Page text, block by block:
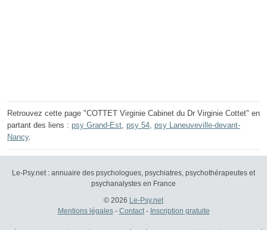
Retrouvez cette page "COTTET Virginie Cabinet du Dr Virginie Cottet" en
partant des liens : psy Grand-Est, psy 54, psy Laneuveville-devant-
Nancy.
Le-Psy.net : annuaire des psychologues, psychiatres, psychothérapeutes et
psychanalystes en France
© 2026 Le-Psy.net
Mentions légales- Contact- Inscription gratuite